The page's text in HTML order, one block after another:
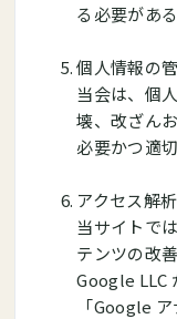
る必要があ
個人情報の
当会は、個
壊、改ざん
必要かつ適
アクセス解
当サイトで
テンツの改
Google LLC
「Google